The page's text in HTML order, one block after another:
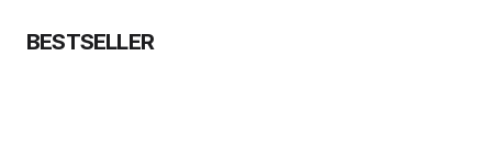
BESTSELLER